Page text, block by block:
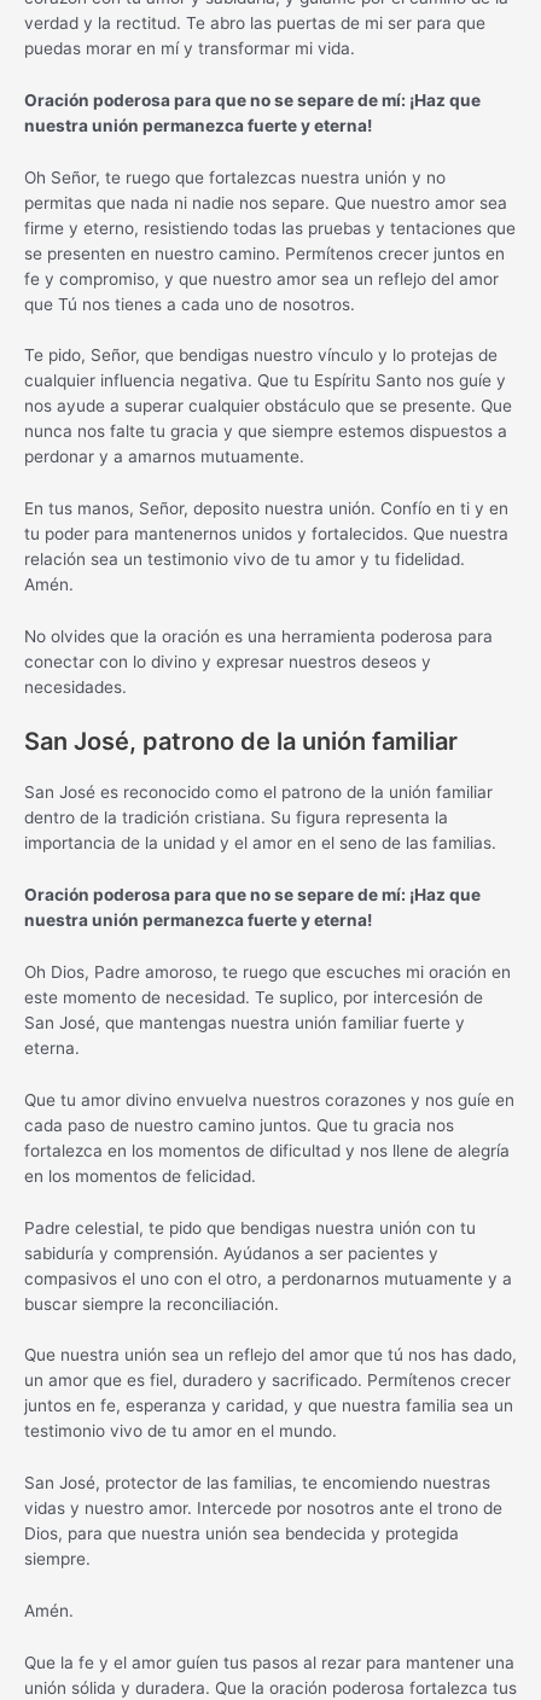
verdad y la rectitud. Te abro las puertas de mi ser para que
puedas morar en mí y transformar mi vida.
Oración poderosa para que no se separe de mí: ¡Haz que
nuestra unión permanezca fuerte y eterna!
Oh Señor, te ruego que fortalezcas nuestra unión y no
permitas que nada ni nadie nos separe. Que nuestro amor sea
firme y eterno, resistiendo todas las pruebas y tentaciones que
se presenten en nuestro camino. Permítenos crecer juntos en
fe y compromiso, y que nuestro amor sea un reflejo del amor
que Tú nos tienes a cada uno de nosotros.
Te pido, Señor, que bendigas nuestro vínculo y lo protejas de
cualquier influencia negativa. Que tu Espíritu Santo nos guíe y
nos ayude a superar cualquier obstáculo que se presente. Que
nunca nos falte tu gracia y que siempre estemos dispuestos a
perdonar y a amarnos mutuamente.
En tus manos, Señor, deposito nuestra unión. Confío en ti y en
tu poder para mantenernos unidos y fortalecidos. Que nuestra
relación sea un testimonio vivo de tu amor y tu fidelidad.
Amén.
No olvides que la oración es una herramienta poderosa para
conectar con lo divino y expresar nuestros deseos y
necesidades.
San José, patrono de la unión familiar
San José es reconocido como el patrono de la unión familiar
dentro de la tradición cristiana. Su figura representa la
importancia de la unidad y el amor en el seno de las familias.
Oración poderosa para que no se separe de mí: ¡Haz que
nuestra unión permanezca fuerte y eterna!
Oh Dios, Padre amoroso, te ruego que escuches mi oración en
este momento de necesidad. Te suplico, por intercesión de
San José, que mantengas nuestra unión familiar fuerte y
eterna.
Que tu amor divino envuelva nuestros corazones y nos guíe en
cada paso de nuestro camino juntos. Que tu gracia nos
fortalezca en los momentos de dificultad y nos llene de alegría
en los momentos de felicidad.
Padre celestial, te pido que bendigas nuestra unión con tu
sabiduría y comprensión. Ayúdanos a ser pacientes y
compasivos el uno con el otro, a perdonarnos mutuamente y a
buscar siempre la reconciliación.
Que nuestra unión sea un reflejo del amor que tú nos has dado,
un amor que es fiel, duradero y sacrificado. Permítenos crecer
juntos en fe, esperanza y caridad, y que nuestra familia sea un
testimonio vivo de tu amor en el mundo.
San José, protector de las familias, te encomiendo nuestras
vidas y nuestro amor. Intercede por nosotros ante el trono de
Dios, para que nuestra unión sea bendecida y protegida
siempre.
Amén.
Que la fe y el amor guíen tus pasos al rezar para mantener una
unión sólida y duradera. Que la oración poderosa fortalezca tus